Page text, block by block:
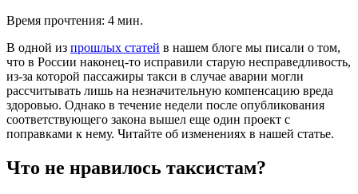
Время прочтения: 4 мин.
В одной из прошлых статей в нашем блоге мы писали о том,
что в России наконец-то исправили старую несправедливость,
из-за которой пассажиры такси в случае аварии могли
рассчитывать лишь на незначительную компенсацию вреда
здоровью. Однако в течение недели после опубликования
соответствующего закона вышел еще один проект с
поправками к нему. Читайте об изменениях в нашей статье.
Что не нравилось таксистам?